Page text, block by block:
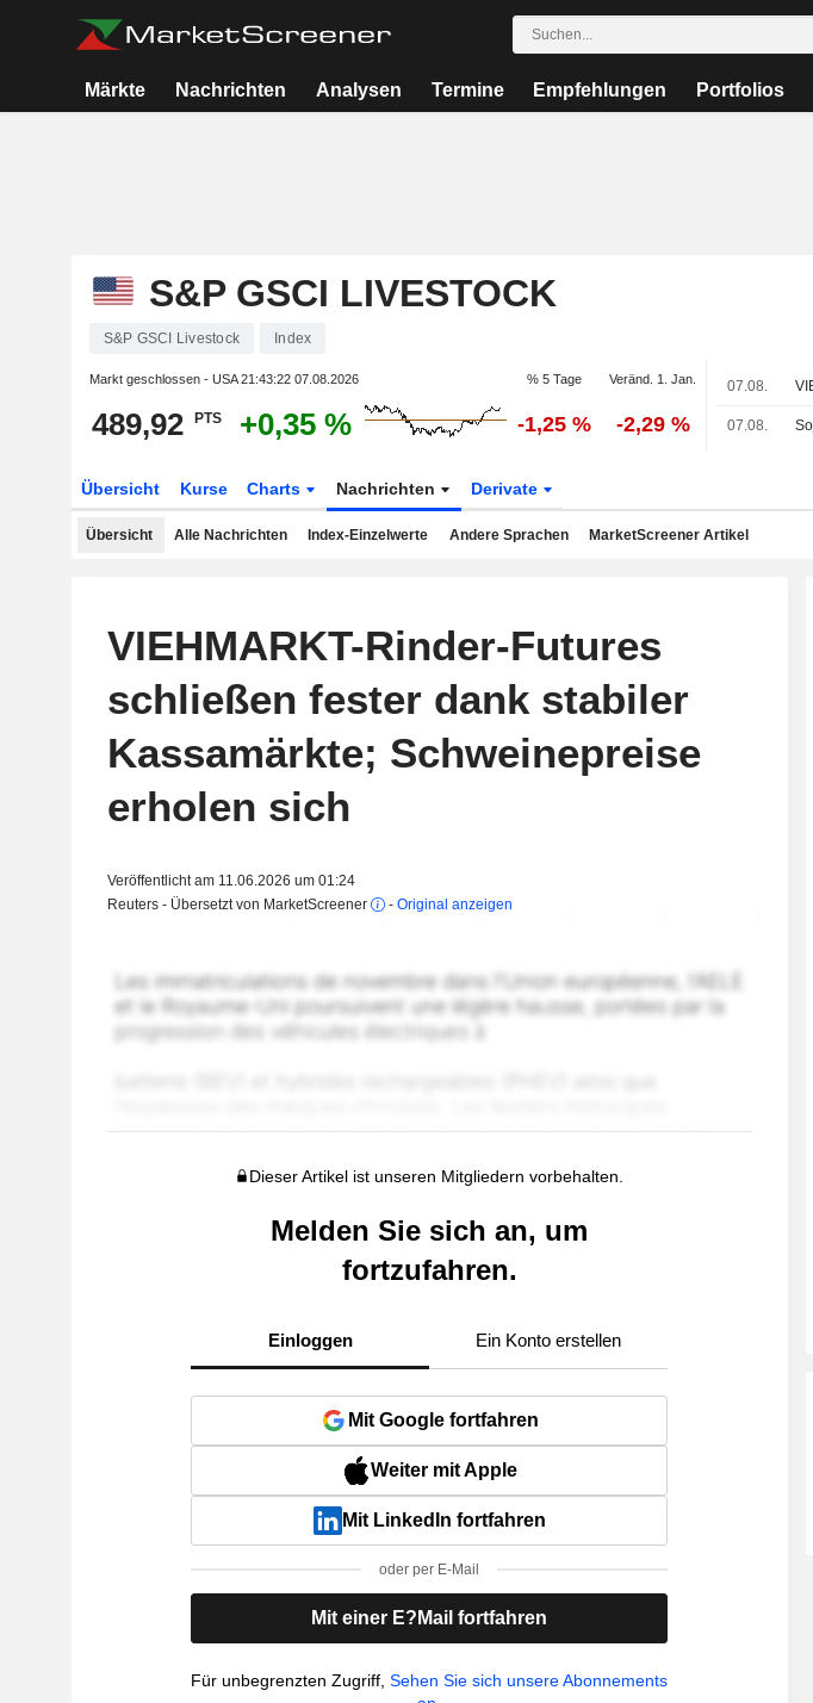
Märkte Nachrichten Analysen Termine Empfehlungen Portfolios
S&P GSCI LIVESTOCK
S&P GSCI Livestock Index
Markt geschlossen - USA21:43:22 07.08.2026 % 5 Tage Veränd. 1. Jan.
489,92 PTS +0,35 % -1,25 % -2,29 %
07.08.
07.08.
Übersicht Kurse Charts Nachrichten Derivate
Übersicht Alle Nachrichten Index-Einzelwerte Andere Sprachen MarketScreener Artikel
VIEHMARKT-Rinder-Futures
schließen fester dank stabiler
Kassamärkte; Schweinepreise
erholen sich
Veröffentlicht am 11.06.2026 um 01:24
Reuters - Übersetzt von MarketScreener
- Original anzeigen
Dieser Artikel ist unseren Mitgliedern vorbehalten.
Melden Sie sich an, um
fortzufahren.
Einloggen Ein Konto erstellen
Mit Google fortfahren
Weiter mit Apple
Mit LinkedIn fortfahren
oder per E-Mail
Mit einer E?Mail fortfahren
Für unbegrenzten Zugriff,Sehen Sie sich unsere Abonnements